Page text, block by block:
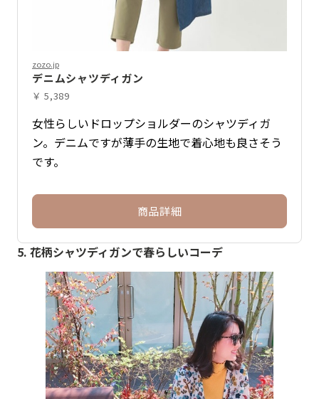
zozo.jp
デニムシャツディガン
￥ 5,389
女性らしいドロップショルダーのシャツディガ
ン。デニムですが薄手の生地で着心地も良さそう
です。
商品詳細
5. 花柄シャツディガンで春らしいコーデ